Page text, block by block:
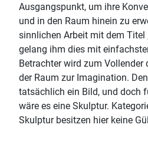
Ausgangspunkt, um ihre
und in den Raum hinein zu
sinnlichen Arbeit mit dem Titel
gelang ihm dies mit
Betrachter wird zum Vollender
der Raum zur Imagination.
tatsächlich ein Bild, und doch
wäre es eine Skulptur.
Skulptur besitzen hier keine